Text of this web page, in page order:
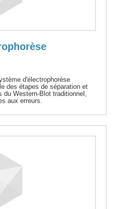
d'électrophorèse
des étapes de séparation et
Western-Blot traditionnel,
aux erreurs.